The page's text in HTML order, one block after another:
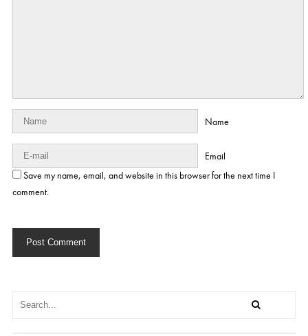
Name
Email
Save my name, email, and website in this browser for the next time I
comment.